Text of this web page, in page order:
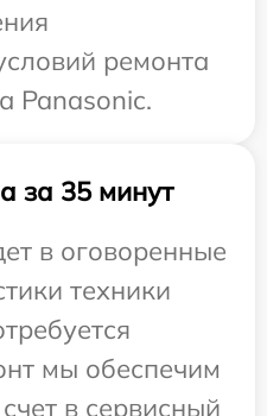
ремонта
Panasonic.
за 35 минут
в оговоренные
техники
мы обеспечим
в сервисный